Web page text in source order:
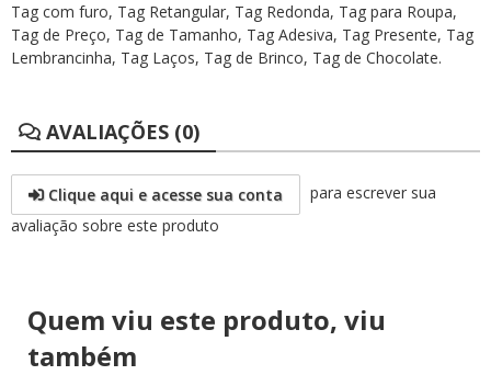
Tag com furo, Tag Retangular, Tag Redonda, Tag para Roupa,
Tag de Preço, Tag de Tamanho, Tag Adesiva, Tag Presente, Tag
Lembrancinha, Tag Laços, Tag de Brinco, Tag de Chocolate.
AVALIAÇÕES (0)
Clique aqui e acesse sua conta
para escrever sua
avaliação sobre este produto
Quem viu este produto, viu
também